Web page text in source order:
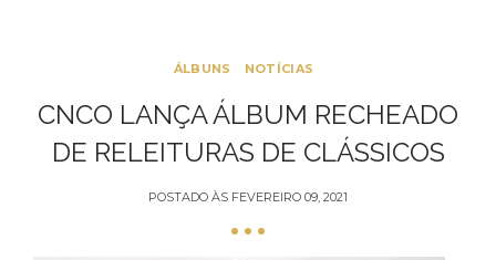
ÁLBUNS NOTÍCIAS
CNCO LANÇA ÁLBUM RECHEADO
DE RELEITURAS DE CLÁSSICOS
POSTADO ÀS FEVEREIRO 09, 2021